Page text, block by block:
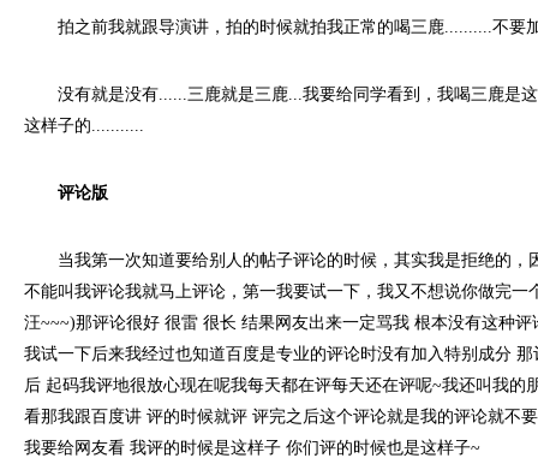
拍之前我就跟导演讲，拍的时候就拍我正常的喝三鹿..........不要
没有就是没有......三鹿就是三鹿...我要给同学看到，我喝三鹿是这
这样子的...........
评论版
当我第一次知道要给别人的帖子评论的时候，其实我是拒绝的，
不能叫我评论我就马上评论，第一我要试一下，我又不想说你做完一
汪~~~)那评论很好 很雷 很长 结果网友出来一定骂我 根本没有这种
我试一下后来我经过也知道百度是专业的评论时没有加入特别成分
后 起码我评地很放心现在呢我每天都在评每天还在评呢~我还叫我的
看那我跟百度讲 评的时候就评 评完之后这个评论就是我的评论就不
我要给网友看 我评的时候是这样子 你们评的时候也是这样子~